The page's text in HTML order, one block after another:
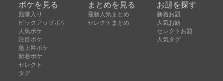
ボケを見る
殿堂入り
ピックアップボケ
人気ボケ
注目ボケ
急上昇ボケ
新着ボケ
セレクト
タグ
まとめを見る
最新人気まとめ
セレクトまとめ
お題を探す
新着お題
人気お題
セレクトお題
人気タグ